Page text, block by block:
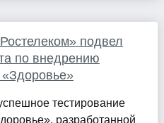
подвел
по внедрению
тестирование
разработанной